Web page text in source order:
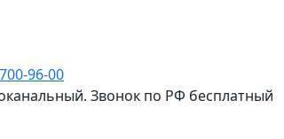
96-00
Звонок по РФ бесплатный